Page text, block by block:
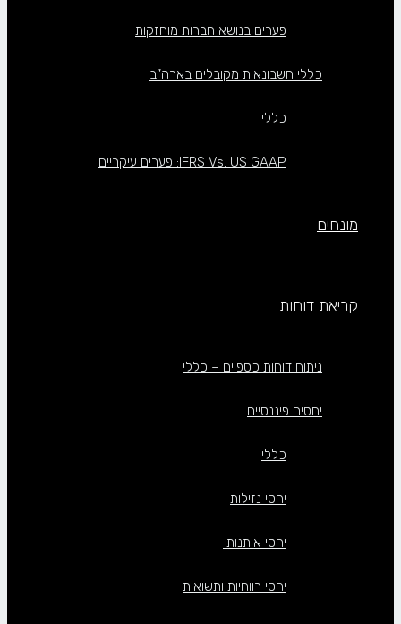
פערים בנושא חברות מוחזקות
כללי חשבונאות מקובלים בארה”ב
כללי
IFRS Vs. US GAAP: פערים עיקריים
מונחים
קריאת דוחות
ניתוח דוחות כספיים – כללי
יחסים פיננסיים
כללי
יחסי נזילות
יחסי איתנות
יחסי רווחיות ותשואות